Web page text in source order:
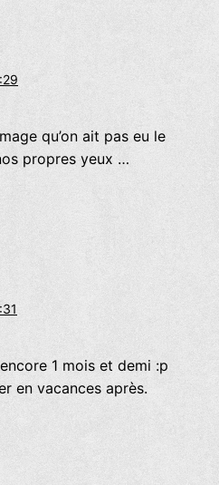
qu’on ait pas eu le
propres yeux …
1 mois et demi :p
en vacances après.